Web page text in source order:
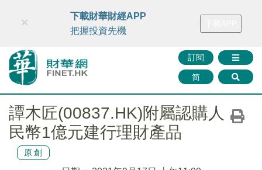
財華智庫網 FINTV FINMETA 財華證券 媒體矩陣
訂閱
简
×
下載財華財經APP
把握投資先機
譚木匠(00837.HK)附屬認購人
民幣1億元建行理財產品
原創